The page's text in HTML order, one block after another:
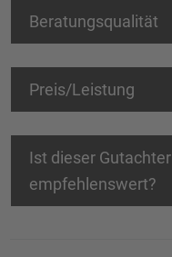
Beratungsqualität
Preis/Leistung
Ist dieser Gutachter
empfehlenswert?